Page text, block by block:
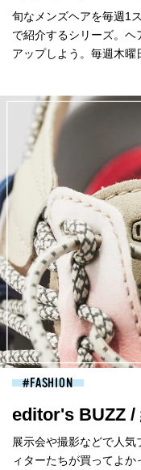
旬なメンズヘアを毎週1
で紹介するシリーズ。
アップしよう。毎週木曜
FASHION
editor's BUZZ /
展示会や撮影などで人
ィターたちが買ってよ